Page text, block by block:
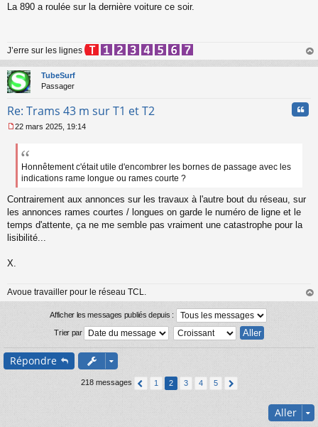
e
g
e
n
o
n
u
La 890 a roulée sur la dernière voiture ce soir.
J’erre sur les lignes
au
TubeSurf
Passager
Re: Trams 43 m sur T1 et T2
e
g
e
n
n
l
22 mars 2025, 19:14
Honnêtement c'était utile d'encombrer les bornes de passage avec les
indications rame longue ou rames courte ?
Contrairement aux annonces sur les travaux à l'autre bout du réseau, sur
les annonces rames courtes / longues on garde le numéro de ligne et le
temps d'attente, ça ne me semble pas vraiment une catastrophe pour la
lisibilité...
X.
Avoue travailler pour le réseau TCL.
au
Afficher les messages publiés depuis :
Trier par
Répondre
218 messages 1 2 3 4 5
Aller